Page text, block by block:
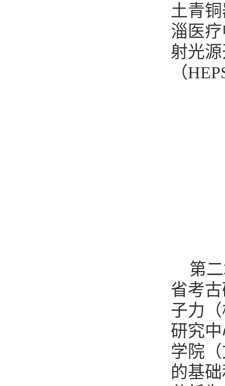
土青
淄医
射光
（
第
省考
子力
研究
学院
的基